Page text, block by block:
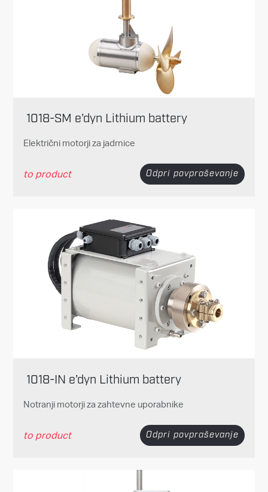
1018-SM e’dyn Lithium battery
Električni motorji za jadrnice
to product Odpri povpraševanje
1018-IN e’dyn Lithium battery
Notranji motorji za zahtevne uporabnike
to product Odpri povpraševanje